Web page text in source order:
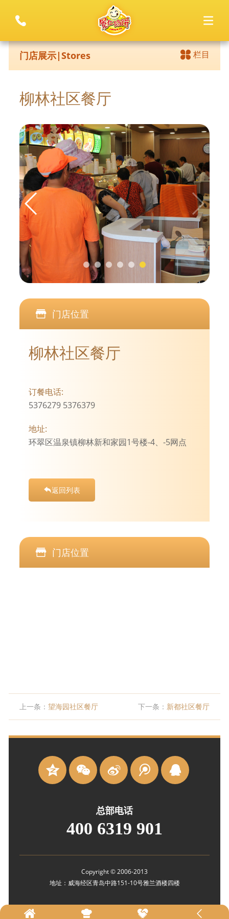
门店展示|Stores 栏目
柳林社区餐厅
门店位置
柳林社区餐厅
订餐电话:
5376279 5376379
地址:
环翠区温泉镇柳林新和家园1号楼-4、-5网点
返回列表
门店位置
上一条： 望海园社区餐厅 下一条： 新都社区餐厅
总部电话
400 6319 901
Copyright © 2006-2013
地址：威海经区青岛中路151-10号雅兰酒楼四楼